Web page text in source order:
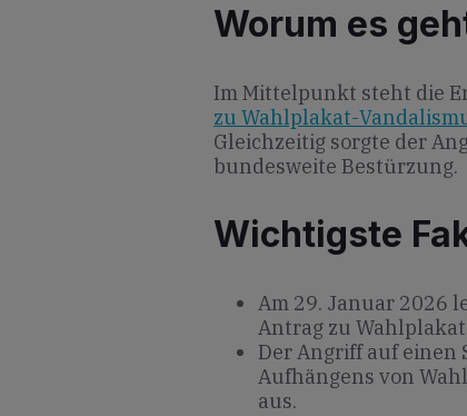
Worum es
Im Mittelpunkt steht die
zu Wahlplakat-
Gleichzeitig sorgte der
bundesweite Bestürzung.
Wichtigste
Am 29. Januar 2026
Antrag zu
Der Angriff auf einen
Aufhängens von
aus.